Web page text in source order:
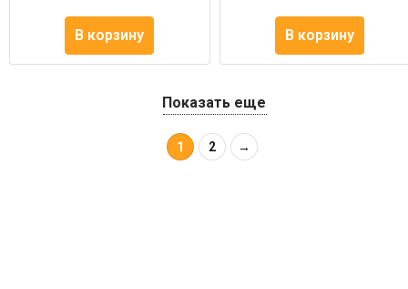
В корзину В корзину
Показать еще
1 2 →